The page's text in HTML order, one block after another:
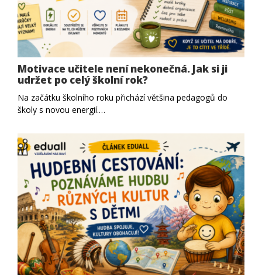
Motivace učitele není nekonečná. Jak si ji
udržet po celý školní rok?
Na začátku školního roku přichází většina pedagogů do
školy s novou energií.…